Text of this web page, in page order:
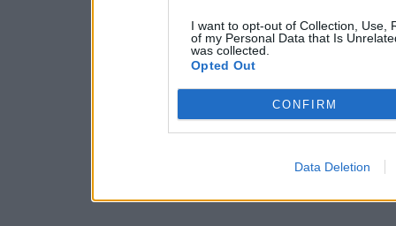
I want to opt-out of Collection, Use,
of my Personal Data that Is
was collected.
Opted Out
CONFIRM
Data Deletion